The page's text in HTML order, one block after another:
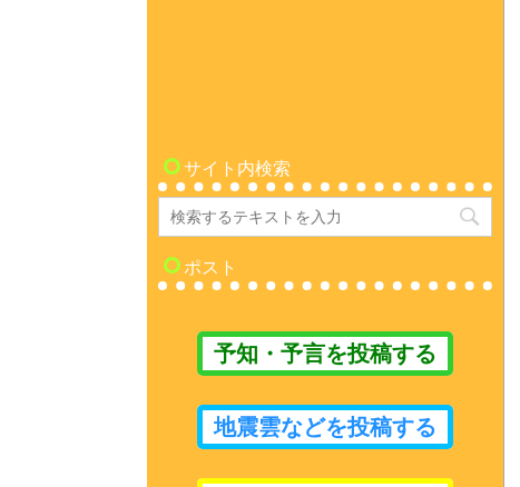
サイト内検索
ポスト
予知・予言を投稿する
地震雲などを投稿する